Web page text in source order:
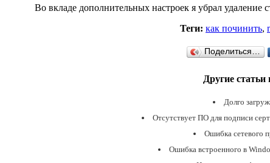
Во вкладе дополнительных настроек я убрал удаление
Теги: как починить,
Поделиться…
Другие статьи
Долго
Отсутствует ПО для подписи
Ошибка сетевого
Ошибка встроенного в